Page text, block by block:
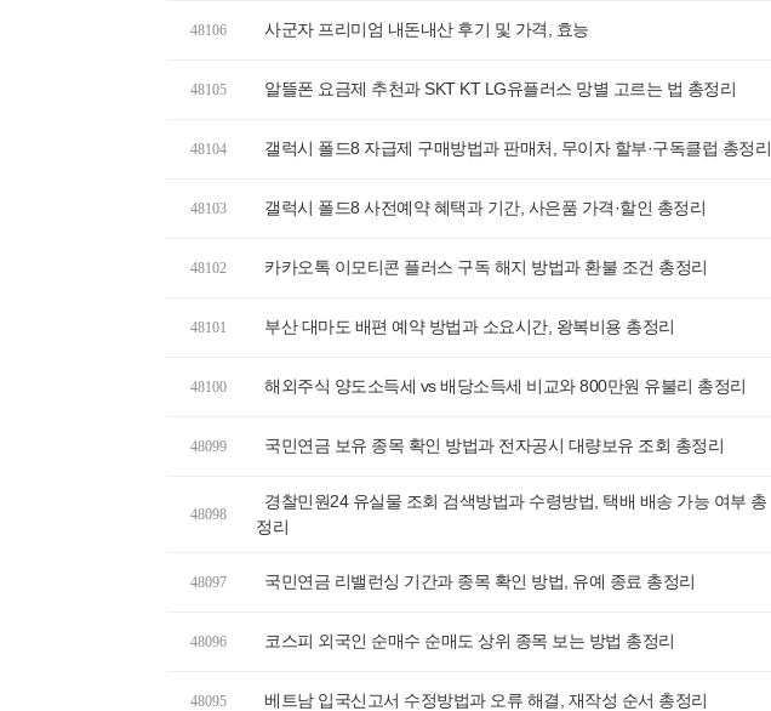
48106 사군자 프리미엄 내돈내산 후기 및 가격, 효능
48105 알뜰폰 요금제 추천과 SKT KT LG유플러스 망별 고르는 법 총정리
48104 갤럭시 폴드8 자급제 구매방법과 판매처, 무이자 할부·구독클럽 총정리
48103 갤럭시 폴드8 사전예약 혜택과 기간, 사은품 가격·할인 총정리
48102 카카오톡 이모티콘 플러스 구독 해지 방법과 환불 조건 총정리
48101 부산 대마도 배편 예약 방법과 소요시간, 왕복비용 총정리
48100 해외주식 양도소득세 vs 배당소득세 비교와 800만원 유불리 총정리
48099 국민연금 보유 종목 확인 방법과 전자공시 대량보유 조회 총정리
48098
경찰민원24 유실물 조회 검색방법과 수령방법, 택배 배송 가능 여부 총
정리
48097 국민연금 리밸런싱 기간과 종목 확인 방법, 유예 종료 총정리
48096 코스피 외국인 순매수 순매도 상위 종목 보는 방법 총정리
48095 베트남 입국신고서 수정방법과 오류 해결, 재작성 순서 총정리